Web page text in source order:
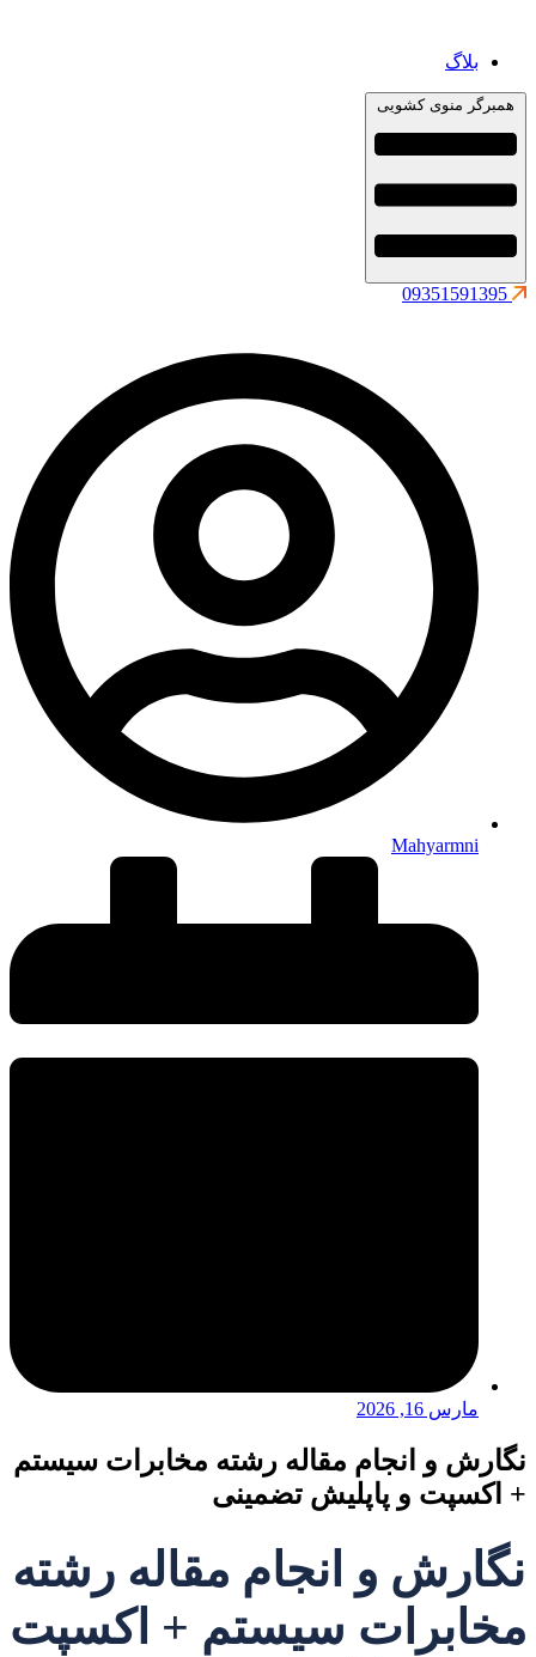
بلاگ
همبرگر منوی کشویی
09351591395
Mahyarmni
مارس 16, 2026
نگارش و انجام مقاله رشته مخابرات سیستم
+ اکسپت و پاپلیش تضمینی
نگارش و انجام مقاله رشته
مخابرات سیستم + اکسپت